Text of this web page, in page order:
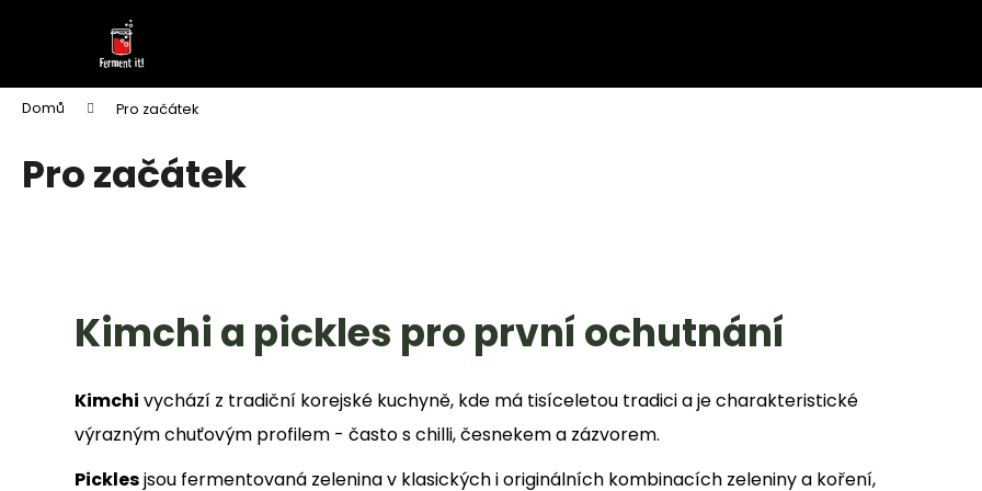
Domů Pro začátek
Pro začátek
Kimchi a pickles pro první ochutnání
Kimchi vychází z tradiční korejské kuchyně, kde má tisíceletou tradici a je charakteristické
výrazným chuťovým profilem - často s chilli, česnekem a zázvorem.
Picklesjsou fermentovaná zelenina v klasických i originálních kombinacích zeleniny a koření,
í
Zpět
do
obchodu
Zpět
do
obchodu
FERMENTOVANÁ ČALAMÁDA PIKANT
FERMENTOVANÝ ČESNEK (200G)
PICKLES ŘEPA &